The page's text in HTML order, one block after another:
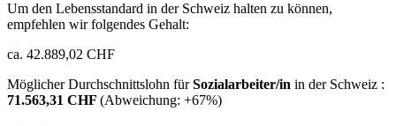
Um den Lebensstandard in der Schweiz halten zu können,
empfehlen wir folgendes Gehalt:
ca. 42.889,02 CHF
Möglicher Durchschnittslohn fürSozialarbeiter/in in der Schweiz :
71.563,31 CHF (Abweichung: +67%)